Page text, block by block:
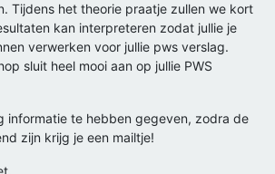
Tijdens het theorie praatje zullen we kort
kan interpreteren zodat jullie je
verwerken voor jullie pws verslag.
sluit heel mooi aan op jullie PWS
informatie te hebben gegeven, zodra de
zijn krijg je een mailtje!